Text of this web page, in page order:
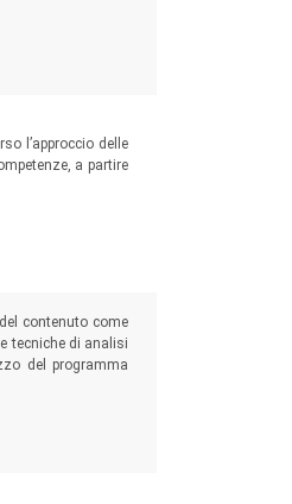
l’approccio delle
a partire
contenuto come
tecniche di analisi
del programma